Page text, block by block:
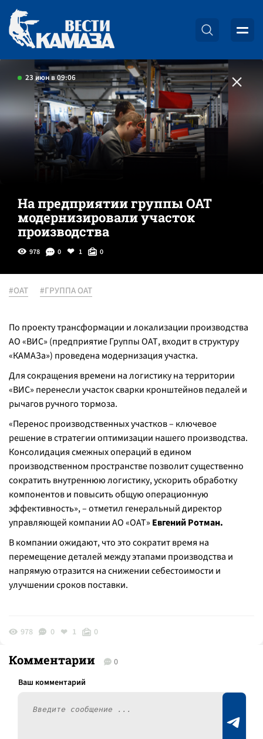
23 июн в 09:06
На предприятии группы ОАТ
модернизировали участок
производства
978 0 1 0
#ОАТ #ГРУППА ОАТ
По проекту трансформации и локализации производства
АО «ВИС» (предприятие Группы ОАТ, входит в структуру
«КАМАЗа») проведена модернизация участка.
Для сокращения времени на логистику на территории
«ВИС» перенесли участок сварки кронштейнов педалей и
рычагов ручного тормоза.
«Перенос производственных участков – ключевое
решение в стратегии оптимизации нашего производства.
Консолидация смежных операций в едином
производственном пространстве позволит существенно
сократить внутреннюю логистику, ускорить обработку
компонентов и повысить общую операционную
эффективность», – отметил генеральный директор
управляющей компании АО «ОАТ» Евгений Ротман.
В компании ожидают, что это сократит время на
перемещение деталей между этапами производства и
напрямую отразится на снижении себестоимости и
улучшении сроков поставки.
978 0 1 0
Комментарии 0